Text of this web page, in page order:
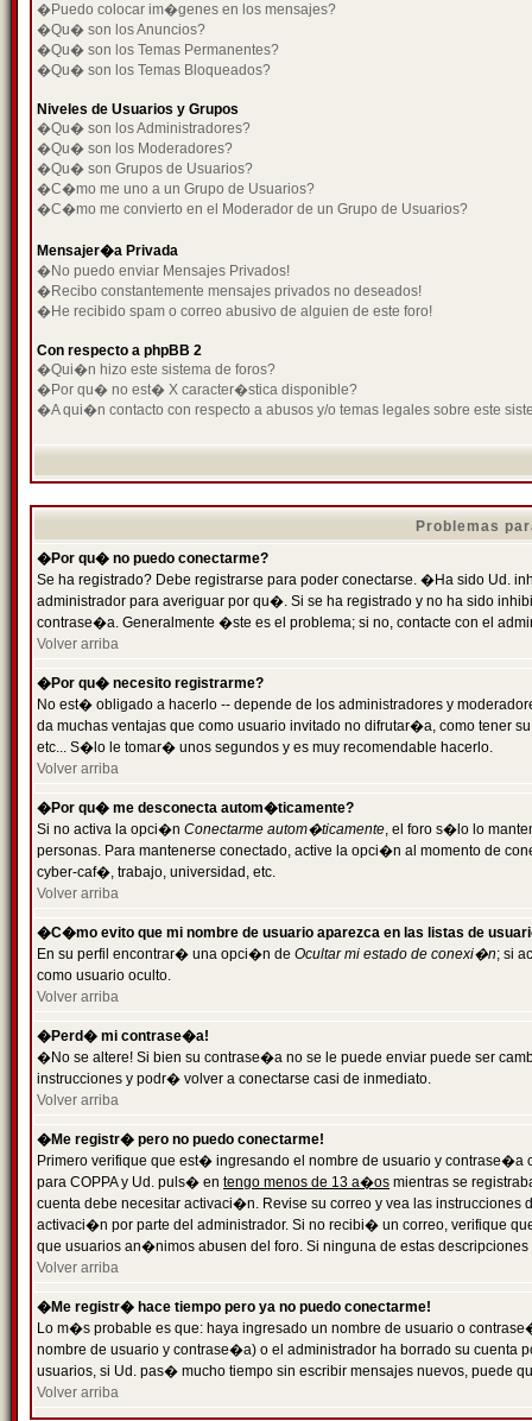
�Puedo colocar im�genes en los mensajes?
�Qu� son los Anuncios?
�Qu� son los Temas Permanentes?
�Qu� son los Temas Bloqueados?
Niveles de Usuarios y Grupos
�Qu� son los Administradores?
�Qu� son los Moderadores?
�Qu� son Grupos de Usuarios?
�C�mo me uno a un Grupo de Usuarios?
�C�mo me convierto en el Moderador de un Grupo de Usuarios?
Mensajer�a Privada
�No puedo enviar Mensajes Privados!
�Recibo constantemente mensajes privados no deseados!
�He recibido spam o correo abusivo de alguien de este foro!
Con respecto a phpBB 2
�Qui�n hizo este sistema de foros?
�Por qu� no est� X caracter�stica disponible?
�A qui�n contacto con respecto a abusos y/o temas legales sobre este
Problemas
�Por qu� no puedo conectarme?
Se ha registrado? Debe registrarse para poder conectarse. �Ha sido Ud.
administrador para averiguar por qu�. Si se ha registrado y no ha sido
contrase�a. Generalmente �ste es el problema; si no, contacte con el
Volver arriba
�Por qu� necesito registrarme?
No est� obligado a hacerlo -- depende de los administradores y
da muchas ventajas que como usuario invitado no difrutar�a, como tener
etc... S�lo le tomar� unos segundos y es muy recomendable hacerlo.
Volver arriba
�Por qu� me desconecta autom�ticamente?
Si no activa la opci�n Conectarme autom�ticamente, el foro s�lo lo
personas. Para mantenerse conectado, active la opci�n al momento de
cyber-caf�, trabajo, universidad, etc.
Volver arriba
�C�mo evito que mi nombre de usuario aparezca en las listas de
En su perfil encontrar� una opci�n de Ocultar mi estado de conexi�n; si
como usuario oculto.
Volver arriba
�Perd� mi contrase�a!
�No se altere! Si bien su contrase�a no se le puede enviar puede ser
instrucciones y podr� volver a conectarse casi de inmediato.
Volver arriba
�Me registr� pero no puedo conectarme!
Primero verifique que est� ingresando el nombre de usuario y
para COPPA y Ud. puls� en tengo menos de 13 a�os mientras se
cuenta debe necesitar activaci�n. Revise su correo y vea las
activaci�n por parte del administrador. Si no recibi� un correo, verifique
que usuarios an�nimos abusen del foro. Si ninguna de estas
Volver arriba
�Me registr� hace tiempo pero ya no puedo conectarme!
Lo m�s probable es que: haya ingresado un nombre de usuario o
nombre de usuario y contrase�a) o el administrador ha borrado su
usuarios, si Ud. pas� mucho tiempo sin escribir mensajes nuevos, puede
Volver arriba